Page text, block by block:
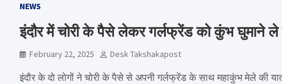
NEWS
इंदौर में चोरी के पैसे लेकर गर्लफ्रेंड को कुंभ घुमाने
February 22, 2025 Desk Takshakapost
इंदौर के दो लोगों ने चोरी के पैसे से अपनी गर्लफ्रेंड के साथ महाकुंभ मेले की